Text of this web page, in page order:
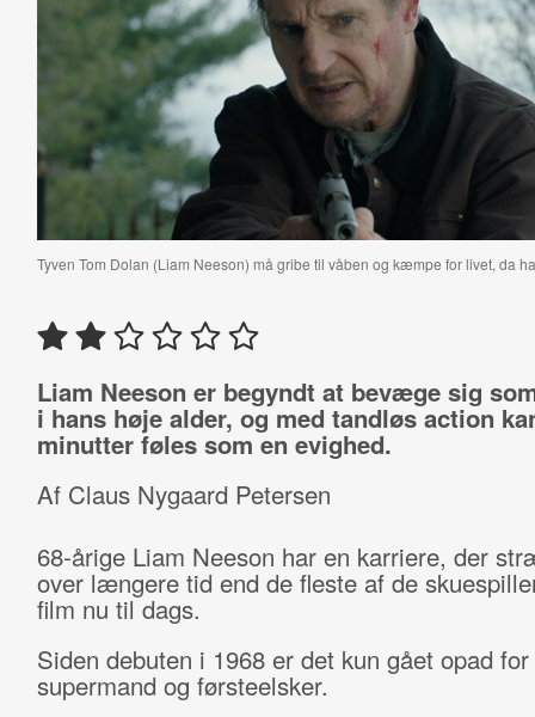
Tyven Tom Dolan (Liam Neeson) må gribe til våben og kæmpe for livet, da
Liam Neeson er begyndt at bevæge sig
i hans høje alder, og med tandløs action
minutter føles som en evighed.
Af Claus Nygaard Petersen
68-årige Liam Neeson har en karriere, der
over længere tid end de fleste af de
film nu til dags.
Siden debuten i 1968 er det kun gået opad
supermand og førsteelsker.